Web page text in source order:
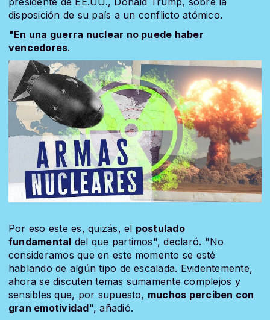
disposición de su país a un conflicto atómico.
"En una guerra nuclear no puede haber
vencedores.
Por eso este es, quizás, el postulado
fundamental del que partimos", declaró. "No
consideramos que en este momento se esté
hablando de algún tipo de escalada. Evidentemente,
ahora se discuten temas sumamente complejos y
sensibles que, por supuesto, muchos perciben con
gran emotividad", añadió.